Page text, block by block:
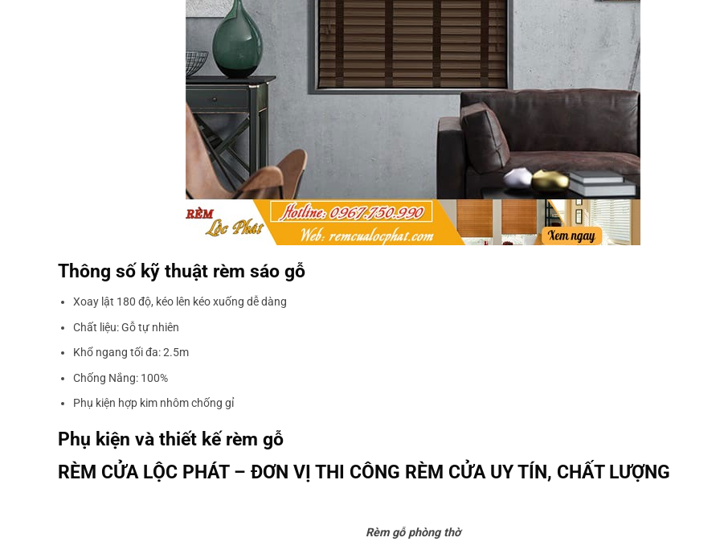
Thông số kỹ thuật rèm sáo gỗ
Xoay lật 180 độ, kéo lên kéo xuống dễ dàng
Chất liệu: Gỗ tự nhiên
Khổ ngang tối đa: 2.5m
Chống Nắng: 100%
Phụ kiện hợp kim nhôm chống gỉ
Phụ kiện và thiết kế rèm gỗ
RÈM CỬA LỘC PHÁT – ĐƠN VỊ THI CÔNG RÈM CỬA UY TÍN, CHẤT LƯỢNG
Rèm gỗ phòng thờ